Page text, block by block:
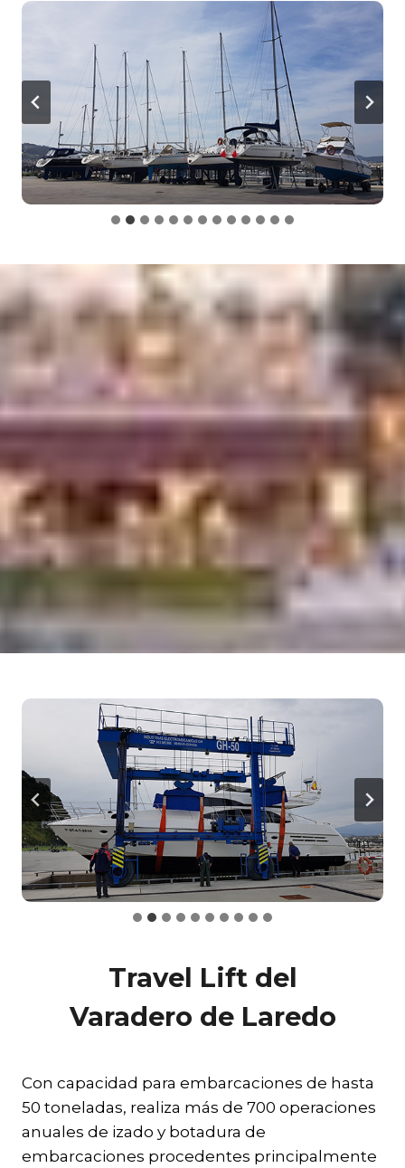
Travel Lift del
Varadero de Laredo
Con capacidad para embarcaciones de hasta
50 toneladas, realiza más de 700 operaciones
anuales de izado y botadura de
embarcaciones procedentes principalmente